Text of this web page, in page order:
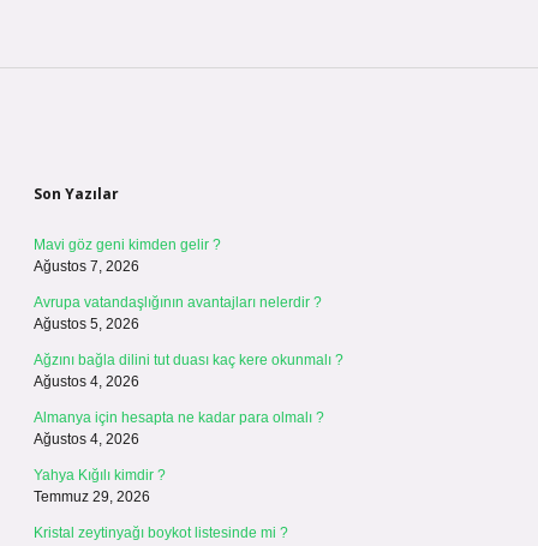
Son Yazılar
Mavi göz geni kimden gelir ?
Ağustos 7, 2026
Avrupa vatandaşlığının avantajları nelerdir ?
Ağustos 5, 2026
Ağzını bağla dilini tut duası kaç kere okunmalı ?
Ağustos 4, 2026
Almanya için hesapta ne kadar para olmalı ?
Ağustos 4, 2026
Yahya Kığılı kimdir ?
Temmuz 29, 2026
Kristal zeytinyağı boykot listesinde mi ?